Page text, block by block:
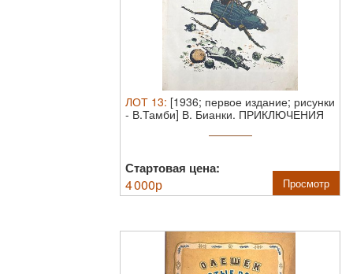
ЛОТ 13: [1936; первое издание; рисунки
- В.Тамби] В. Бианки. ПРИКЛЮЧЕНИЯ
Стартовая цена:
4 000р Просмотр